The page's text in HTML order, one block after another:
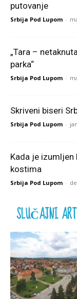
putovanje
Srbija Pod Lupom -
„Tara –
parka“
Srbija Pod Lupom -
Skriveni biseri
Srbija Pod Lupom -
Kada je izumljen
kostima
Srbija Pod Lupom -
SLUČAJNI